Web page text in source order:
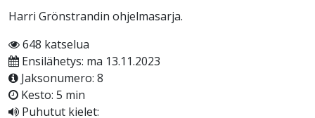
Harri Grönstrandin ohjelmasarja.
648 katselua
Ensilähetys: ma 13.11.2023
Jaksonumero: 8
Kesto: 5 min
Puhutut kielet: